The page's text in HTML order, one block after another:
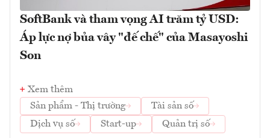
SoftBank và tham vọng AI trăm tỷ USD:
Áp lực nợ bủa vây "đế chế" của Masayoshi
Son
Xem thêm
Sản phẩm - Thị trường
Tài sản số
Dịch vụ số
Start-up Quản trị số